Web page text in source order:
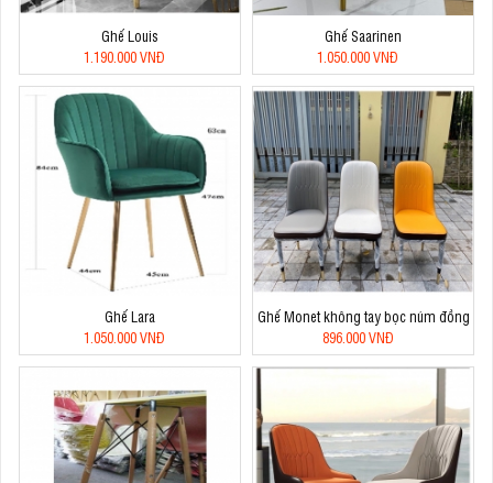
Ghế Louis
1.190.000 VNĐ
Ghế Saarinen
1.050.000 VNĐ
Ghế Lara
1.050.000 VNĐ
Ghế Monet không tay bọc núm đồng
896.000 VNĐ